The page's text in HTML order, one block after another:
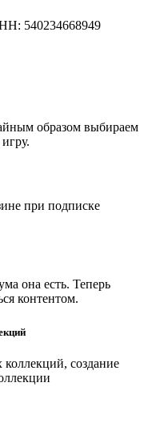
540234668949
образом выбираем
при подписке
она есть. Теперь
контентом.
создание